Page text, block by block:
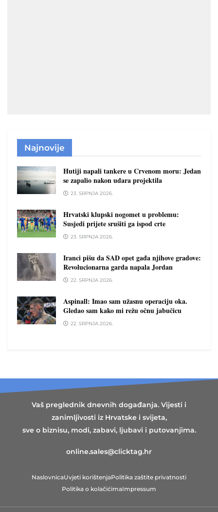
Najnovije
Hutiji napali tankere u Crvenom moru: Jedan
se zapalio nakon udara projektila
23. SRPNJA 2026.
Hrvatski klupski nogomet u problemu:
Susjedi prijete srušiti ga ispod crte
23. SRPNJA 2026.
Iranci pišu da SAD opet gađa njihove gradove:
Revolucionarna garda napala Jordan
22. SRPNJA 2026.
Aspinall: Imao sam užasnu operaciju oka.
Gledao sam kako mi režu očnu jabučicu
22. SRPNJA 2026.
Vaš preglednik dnevnih događanja. Vijesti i
zanimljivosti iz Hrvatske i svijeta,
sve o biznisu, modi, zabavi, ljubavi i putovanjima.
online.sales@clicktag.hr
NaslovnicaUvjeti korištenjaPolitika zaštite privatnosti
Politika o kolačićimaImpressum